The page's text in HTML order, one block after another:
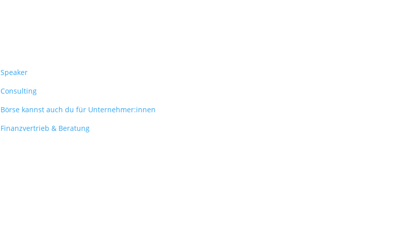
Speaker
Consulting
Börse kannst auch du für Unternehmer:innen
Finanzvertrieb & Beratung